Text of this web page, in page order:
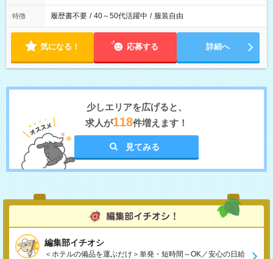
特徴 履歴書不要 / 40～50代活躍中 / 服装自由
気になる！ 応募する 詳細へ
少しエリアを広げると、
求人が118件増えます！
見てみる
編集部イチオシ
＜ホテルの備品を運ぶだけ＞単発・短時間～OK／安心の日給